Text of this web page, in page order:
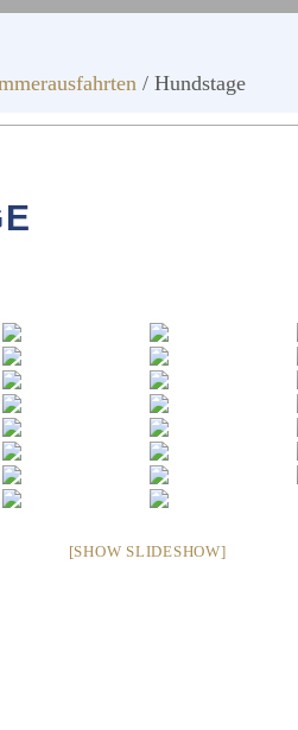
/ Hundstage
[SHOW SLIDESHOW]